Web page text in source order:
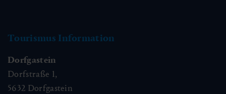
Tourismus Information
Dorfgastein
Dorfstraße 1,
5632 Dorfgastein